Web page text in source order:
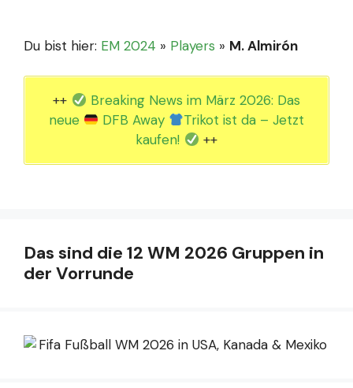
Du bist hier: EM 2024 » Players » M. Almirón
++
Breaking News im März 2026: Das
neue
DFB Away
Trikot ist da – Jetzt
kaufen!
++
Das sind die 12 WM 2026 Gruppen in
der Vorrunde